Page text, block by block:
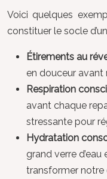
Voici quelques
constituer le socle
Étirements au
en douceur avant
Respiration
avant chaque
stressante pour
Hydratation
grand verre
transformer notre